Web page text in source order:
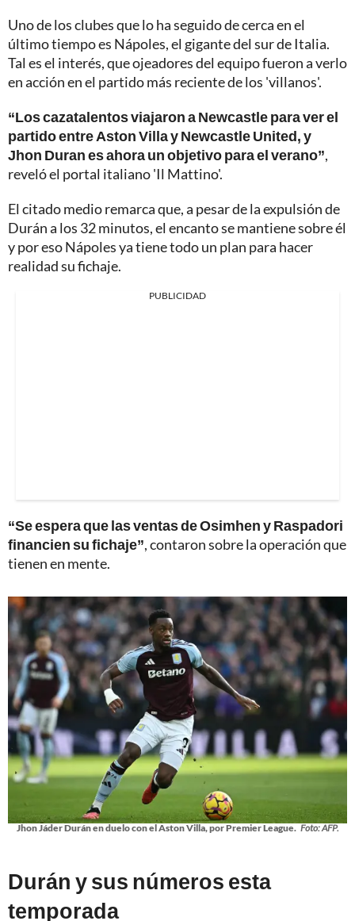
Uno de los clubes que lo ha seguido de cerca en el
último tiempo es Nápoles, el gigante del sur de Italia.
Tal es el interés, que ojeadores del equipo fueron a verlo
en acción en el partido más reciente de los 'villanos'.
“Los cazatalentos viajaron a Newcastle para ver el
partido entre Aston Villa y Newcastle United, y
Jhon Duran es ahora un objetivo para el verano”,
reveló el portal italiano 'Il Mattino'.
El citado medio remarca que, a pesar de la expulsión de
Durán a los 32 minutos, el encanto se mantiene sobre él
y por eso Nápoles ya tiene todo un plan para hacer
realidad su fichaje.
PUBLICIDAD
“Se espera que las ventas de Osimhen y Raspadori
financien su fichaje”, contaron sobre la operación que
tienen en mente.
Jhon Jáder Durán en duelo con el Aston Villa, por Premier League. Foto: AFP.
Durán y sus números esta
temporada